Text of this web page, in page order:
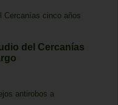
del Cercanías